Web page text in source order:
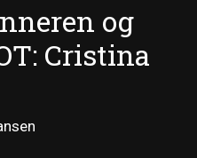
og
Cristina